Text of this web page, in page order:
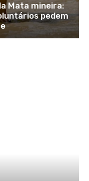
Mata mineira:
pedem